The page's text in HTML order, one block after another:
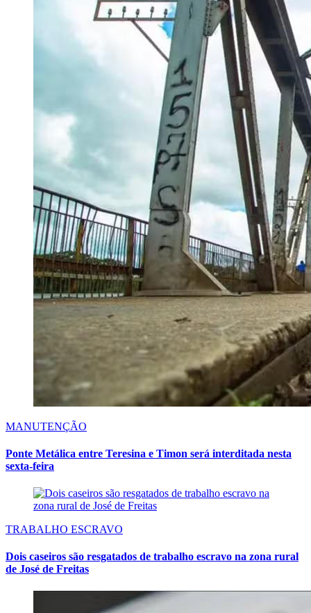
MANUTENÇÃO
Ponte Metálica entre Teresina e Timon será interditada nesta
sexta-feira
TRABALHO ESCRAVO
Dois caseiros são resgatados de trabalho escravo na zona rural
de José de Freitas